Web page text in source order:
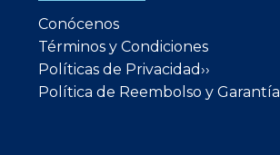
Conócenos
Términos y Condiciones
Políticas de Privacidad››
Política de Reembolso y Garantía